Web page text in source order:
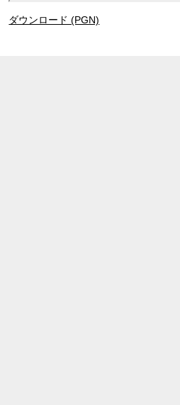
ダウンロード (PGN)